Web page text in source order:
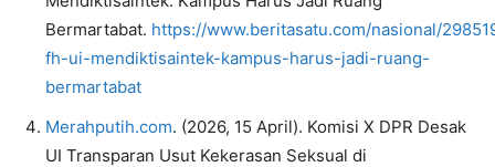
Bermartabat. https://www.beritasatu.com/nasional/
fh-ui-mendiktisaintek-kampus-harus-jadi-ruang-
bermartabat
Merahputih.com. (2026, 15 April). Komisi X DPR Desak
UI Transparan Usut Kekerasan Seksual di